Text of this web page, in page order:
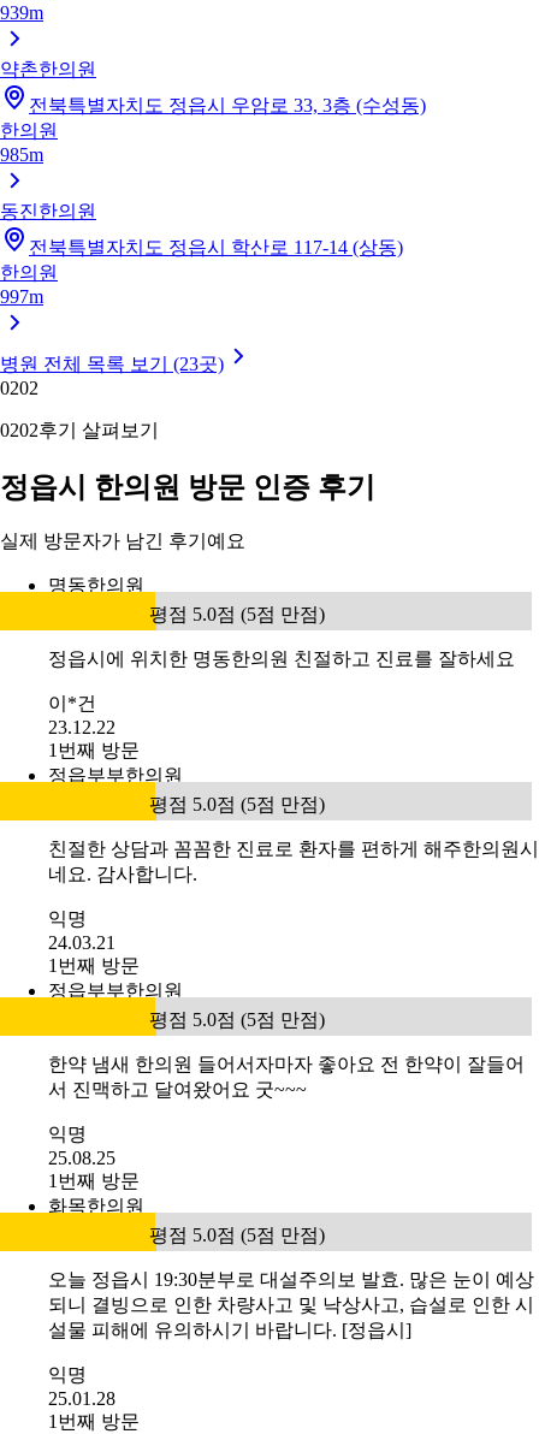
939m
약촌한의원
전북특별자치도 정읍시 우암로 33, 3층 (수성동)
한의원
985m
동진한의원
전북특별자치도 정읍시 학산로 117-14 (상동)
한의원
997m
병원 전체 목록 보기 (23곳)
0202
0202후기 살펴보기
정읍시 한의원 방문 인증 후기
실제 방문자가 남긴 후기예요
명동한의원
평점 5.0점 (5점 만점)
정읍시에 위치한 명동한의원 친절하고 진료를 잘하세요
이*건
23.12.22
1번째 방문
정읍부부한의원
평점 5.0점 (5점 만점)
친절한 상담과 꼼꼼한 진료로 환자를 편하게 해주한의원시
네요. 감사합니다.
익명
24.03.21
1번째 방문
정읍부부한의원
평점 5.0점 (5점 만점)
한약 냄새 한의원 들어서자마자 좋아요 전 한약이 잘들어
서 진맥하고 달여왔어요 굿~~~
익명
25.08.25
1번째 방문
화목한의원
평점 5.0점 (5점 만점)
오늘 정읍시 19:30분부로 대설주의보 발효. 많은 눈이 예상
되니 결빙으로 인한 차량사고 및 낙상사고, 습설로 인한 시
설물 피해에 유의하시기 바랍니다. [정읍시]
익명
25.01.28
1번째 방문